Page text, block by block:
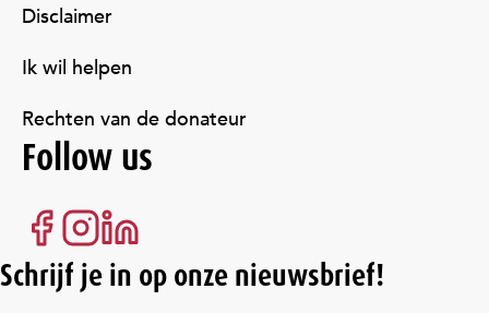
Disclaimer
Ik wil helpen
Rechten van de donateur
Follow us
Schrijf je in op onze nieuwsbrief!